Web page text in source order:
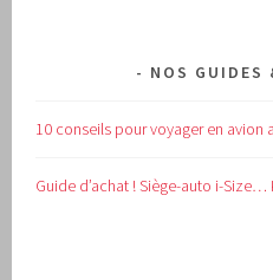
NOS GUIDES
10 conseils pour voyager en avion
Guide d’achat !Siège-auto i-Size…